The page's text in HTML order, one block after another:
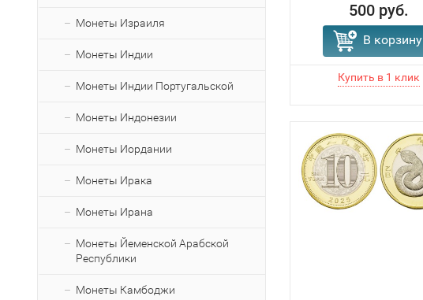
Монеты Израиля
Монеты Индии
Монеты Индии Португальской
Монеты Индонезии
Монеты Иордании
Монеты Ирака
Монеты Ирана
Монеты Йеменской Арабской
Республики
Монеты Камбоджи
500 руб.
В корзину